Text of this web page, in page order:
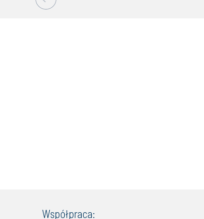
Współpraca: